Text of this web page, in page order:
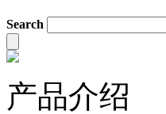
Search
产品介绍